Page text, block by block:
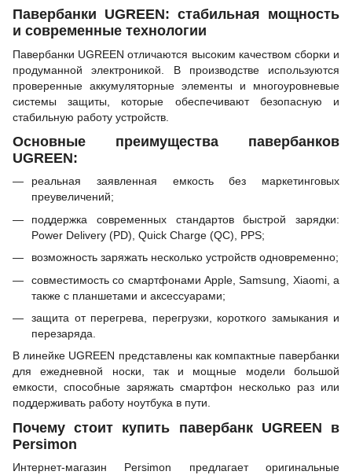
Павербанки UGREEN: стабильная мощность
и современные технологии
Павербанки UGREEN отличаются высоким качеством сборки и
продуманной электроникой. В производстве используются
проверенные аккумуляторные элементы и многоуровневые
системы защиты, которые обеспечивают безопасную и
стабильную работу устройств.
Основные преимущества павербанков
UGREEN:
реальная заявленная емкость без маркетинговых
преувеличений;
поддержка современных стандартов быстрой зарядки:
Power Delivery (PD), Quick Charge (QC), PPS;
возможность заряжать несколько устройств одновременно;
совместимость со смартфонами Apple, Samsung, Xiaomi, а
также с планшетами и аксессуарами;
защита от перегрева, перегрузки, короткого замыкания и
перезаряда.
В линейке UGREEN представлены как компактные павербанки
для ежедневной носки, так и мощные модели большой
емкости, способные заряжать смартфон несколько раз или
поддерживать работу ноутбука в пути.
Почему стоит купить павербанк UGREEN в
Persimon
Интернет-магазин Persimon предлагает оригинальные